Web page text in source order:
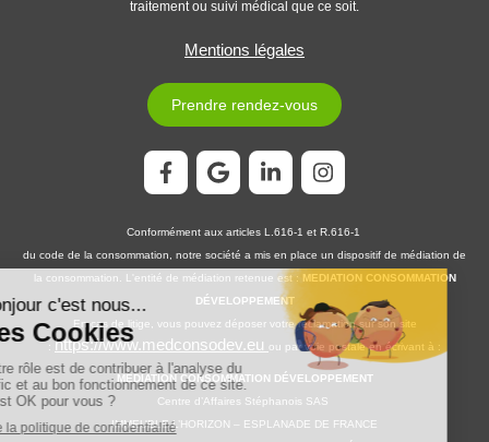
traitement ou suivi médical que ce soit.
Mentions légales
Prendre rendez-vous
Conformément aux articles L.616-1 et R.616-1
du code de la consommation, notre société a mis en place un dispositif de médiation de
la consommation. L'entité de médiation retenue est : MEDIATION CONSOMMATION
DÉVELOPPEMENT
En cas de litige, vous pouvez déposer votre réclamation sur son site
: https://www.medconsodev.eu ou par voie postale en écrivant à :
MEDIATION CONSOMMATION DÉVELOPPEMENT
Centre d’Affaires Stéphanois SAS
IMMEUBLE L’HORIZON – ESPLANADE DE FRANCE